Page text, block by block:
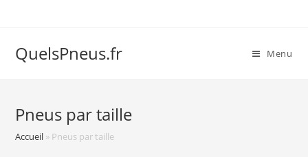
QuelsPneus.fr Menu
Pneus par taille
Accueil » Pneus par taille